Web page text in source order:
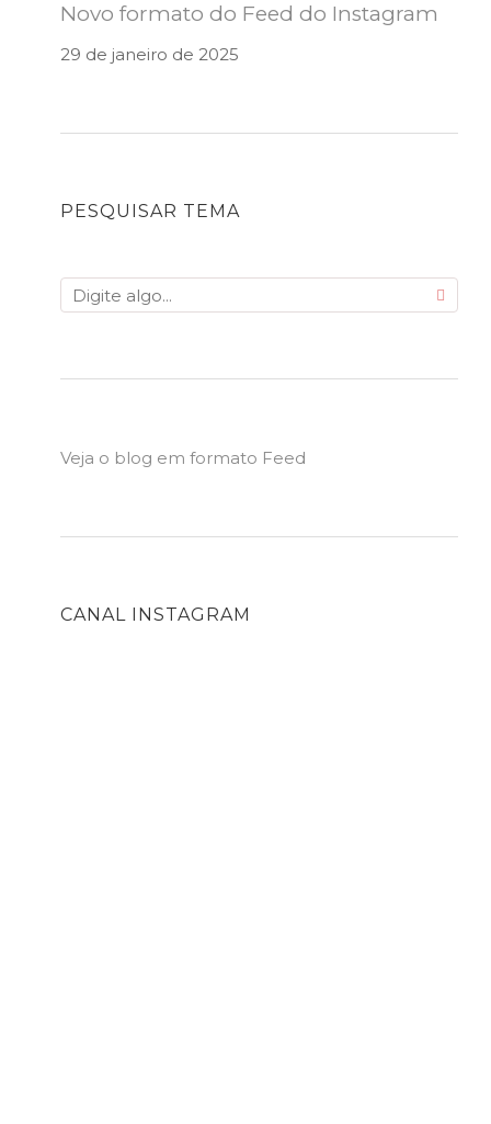
Novo formato do Feed do Instagram
29 de janeiro de 2025
PESQUISAR TEMA
Veja o blog em formato Feed
CANAL INSTAGRAM